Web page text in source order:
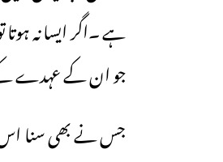
ہے ۔اگر ایسا نہ
جو ان کے عہدے
جس نے بھی سنا اس